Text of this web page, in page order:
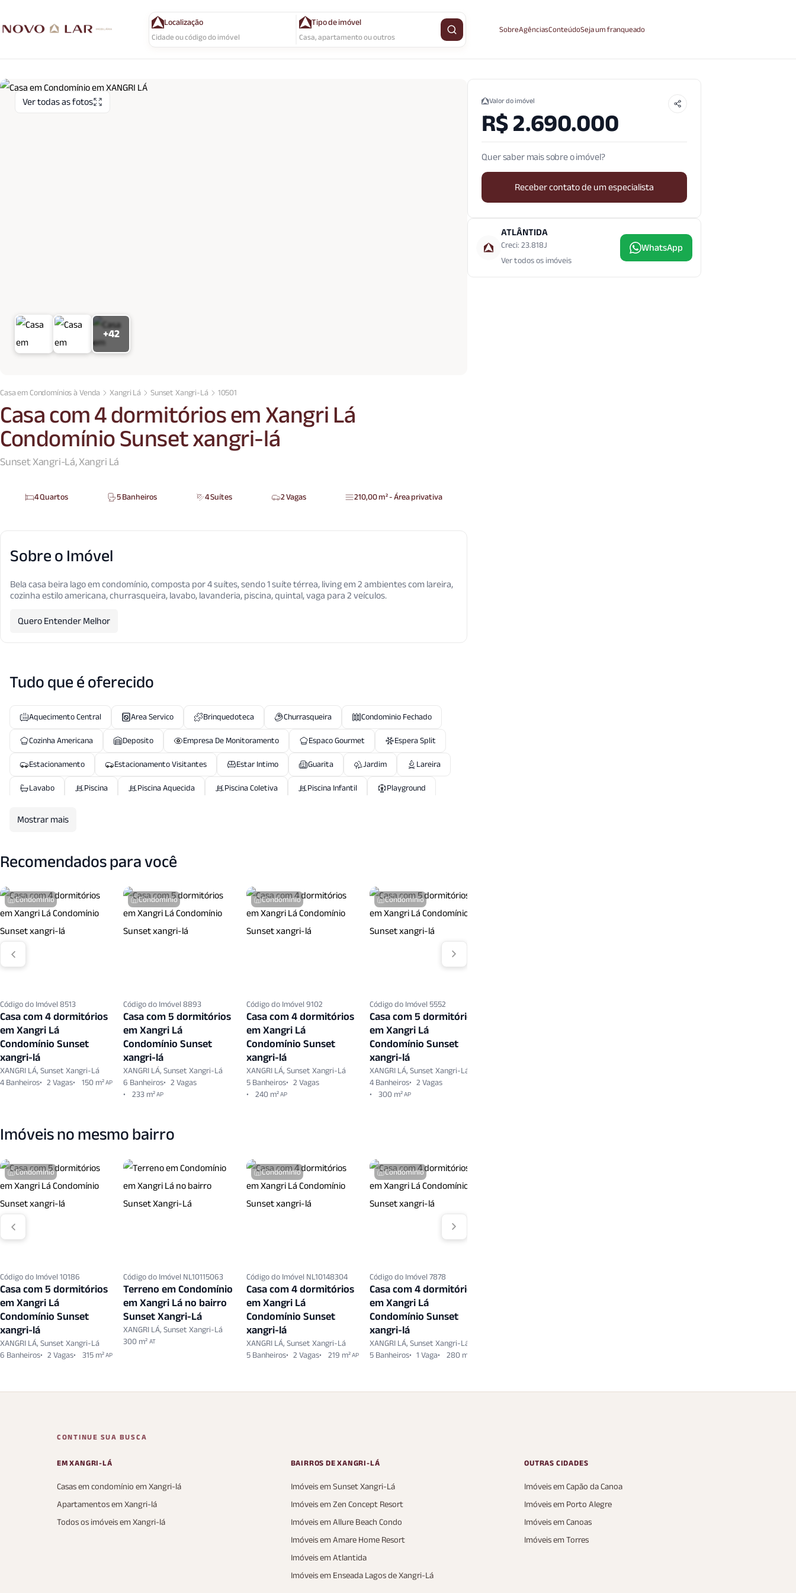
Localização Tipo de imóvel
Casa, apartamento ou outros Buscar imóvelSobreAgênciasConteúdoSeja um franqueado
Ver todas as fotos
+42
Casa em Condomínios à Venda Xangri Lá Sunset Xangri-Lá 10501
Casa com 4 dormitórios em Xangri Lá
Condomínio Sunset xangri-lá
Sunset Xangri-Lá, Xangri Lá
4 Quartos 5 Banheiros 4 Suítes 2 Vagas 210,00 m² - Área privativa
Sobre o Imóvel
Bela casa beira lago em condomínio, composta por 4 suítes, sendo 1 suíte térrea, living em 2 ambientes com lareira,
cozinha estilo americana, churrasqueira, lavabo, lavanderia, piscina, quintal, vaga para 2 veículos.
Quero Entender Melhor
Tudo que é oferecido
Aquecimento Central Area Servico Brinquedoteca Churrasqueira
Condominio Fechado
Cozinha Americana
Deposito Empresa De Monitoramento Espaco Gourmet
Espera Split
Estacionamento
Estacionamento Visitantes Estar Intimo Guarita Jardim
Lareira
Lavabo
Piscina Piscina Aquecida Piscina Coletiva Piscina Infantil
Playground
Seguranca Patrimonial
Semi Mobiliado
Mostrar mais
Recomendados para você
Condomínio
Código do Imóvel 8513
Casa com 4 dormitórios
em Xangri Lá
Condomínio Sunset
xangri-lá
XANGRI LÁ, Sunset Xangri-Lá
4 Banheiros
2 Vagas 150 m²AP
Condomínio
Código do Imóvel 8893
Casa com 5 dormitórios
em Xangri Lá
Condomínio Sunset
xangri-lá
XANGRI LÁ, Sunset Xangri-Lá
6 Banheiros
2 Vagas
233 m²AP
Condomínio
Código do Imóvel 9102
Casa com 4 dormitórios
em Xangri Lá
Condomínio Sunset
xangri-lá
XANGRI LÁ, Sunset Xangri-Lá
5 Banheiros
2 Vagas
240 m²AP
Condomínio
Código do Imóvel 5552
Casa com 5 dormitórios
em Xangri Lá
Condomínio Sunset
xangri-lá
XANGRI LÁ, Sunset Xangri-Lá
4 Banheiros
2 Vagas
300 m²AP
Imóveis no mesmo bairro
Condomínio
Código do Imóvel 10186
Casa com 5 dormitórios
em Xangri Lá
Condomínio Sunset
xangri-lá
XANGRI LÁ, Sunset Xangri-Lá
6 Banheiros
2 Vagas 315 m²AP
Código do Imóvel NL10115063
Terreno em Condomínio
em Xangri Lá no bairro
Sunset Xangri-Lá
XANGRI LÁ, Sunset Xangri-Lá
300 m² AT
Condomínio
Código do Imóvel NL10148304
Casa com 4 dormitórios
em Xangri Lá
Condomínio Sunset
xangri-lá
XANGRI LÁ, Sunset Xangri-Lá
5 Banheiros
2 Vagas 219 m²AP
Condomínio
Código do Imóvel 7878
Casa com 4 dormitórios
em Xangri Lá
Condomínio Sunset
xangri-lá
XANGRI LÁ, Sunset Xangri-Lá
5 Banheiros
1 Vaga 280 m²
Valor do imóvel
R$ 2.690.000
Quer saber mais sobre o imóvel?
Receber contato de um especialista
ATLÂNTIDA
Creci: 23.818J
Ver todos os imóveis
WhatsApp
CONTINUE SUA BUSCA
EM XANGRI-LÁ
Casas em condomínio em Xangri-lá
Apartamentos em Xangri-lá
Todos os imóveis em Xangri-lá
BAIRROS DE XANGRI-LÁ
Imóveis em Sunset Xangri-Lá
Imóveis em Zen Concept Resort
Imóveis em Allure Beach Condo
Imóveis em Amare Home Resort
Imóveis em Atlantida
Imóveis em Enseada Lagos de Xangri-Lá
OUTRAS CIDADES
Imóveis em Capão da Canoa
Imóveis em Porto Alegre
Imóveis em Canoas
Imóveis em Torres